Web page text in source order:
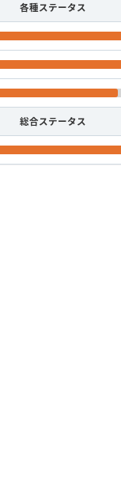
各種ステータス
総合ステータス